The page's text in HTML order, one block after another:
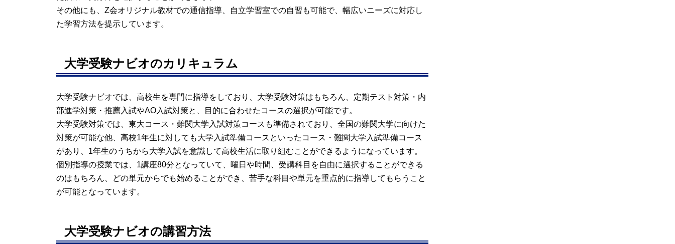
その他にも、Z会オリジナル教材での通信指導、自立学習室での自習も可能で、幅広いニーズに対応し
た学習方法を提示しています。
大学受験ナビオのカリキュラム
大学受験ナビオでは、高校生を専門に指導をしており、大学受験対策はもちろん、定期テスト対策・内
部進学対策・推薦入試やAO入試対策と、目的に合わせたコースの選択が可能です。
大学受験対策では、東大コース・難関大学入試対策コースも準備されており、全国の難関大学に向けた
対策が可能な他、高校1年生に対しても大学入試準備コースといったコース・難関大学入試準備コース
があり、1年生のうちから大学入試を意識して高校生活に取り組むことができるようになっています。
個別指導の授業では、1講座80分となっていて、曜日や時間、受講科目を自由に選択することができる
のはもちろん、どの単元からでも始めることができ、苦手な科目や単元を重点的に指導してもらうこと
が可能となっています。
大学受験ナビオの講習方法